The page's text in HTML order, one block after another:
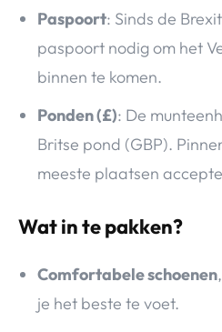
Paspoort: Sinds de
paspoort nodig om het
binnen te komen.
Ponden (£): De
Britse pond (GBP).
meeste plaatsen
Wat in te pakken?
Comfortabele schoenen
je het beste te voet.